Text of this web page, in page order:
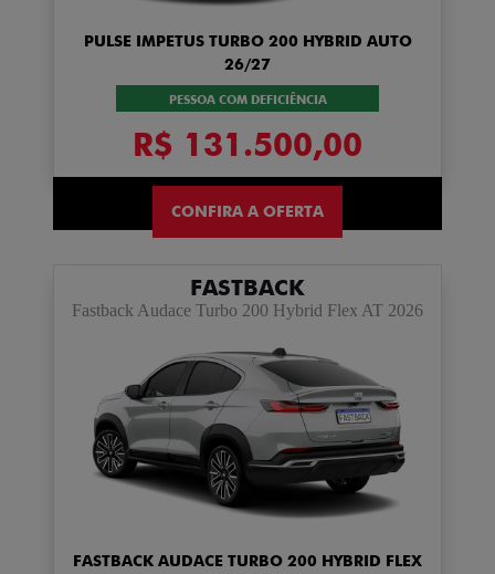
PULSE IMPETUS TURBO 200 HYBRID AUTO
26/27
PESSOA COM DEFICIÊNCIA
R$ 131.500,00
CONFIRA A OFERTA
FASTBACK
Fastback Audace Turbo 200 Hybrid Flex AT 2026
FASTBACK AUDACE TURBO 200 HYBRID FLEX